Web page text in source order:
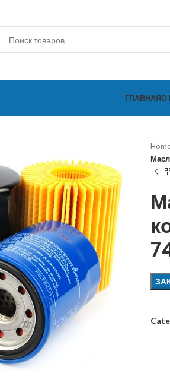
ГЛАВНАЯО